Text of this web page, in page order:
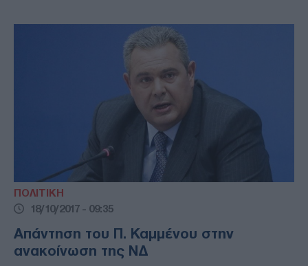
ΠΟΛΙΤΙΚΗ
18/10/2017 - 09:35
Απάντηση του Π. Καμμένου στην
ανακοίνωση της ΝΔ